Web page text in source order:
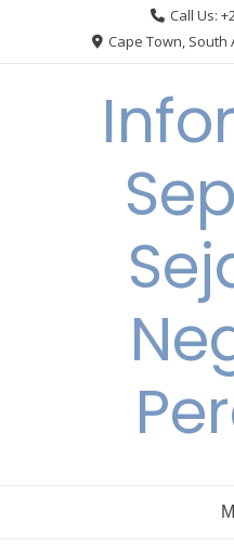
Call Us:
Cape Town, South